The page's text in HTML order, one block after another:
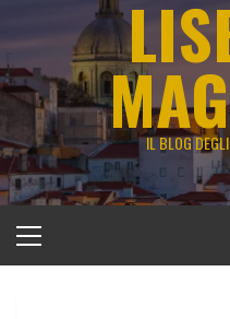
IL BLOG
principale